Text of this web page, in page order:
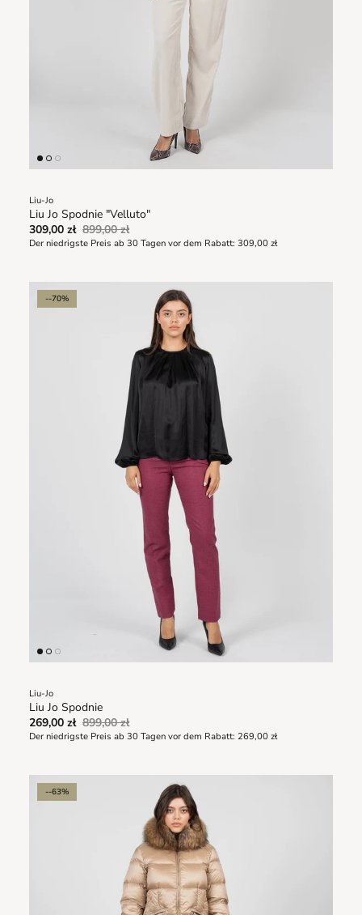
Liu-Jo
Liu Jo Spodnie "Velluto"
309,00 zł 899,00 zł
Der niedrigste Preis ab 30 Tagen vor dem Rabatt: 309,00 zł
--70%
Liu-Jo
Liu Jo Spodnie
269,00 zł 899,00 zł
Der niedrigste Preis ab 30 Tagen vor dem Rabatt: 269,00 zł
--63%